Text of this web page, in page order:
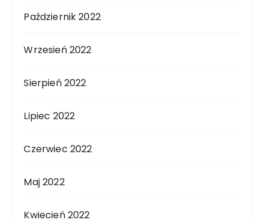
Październik 2022
Wrzesień 2022
Sierpień 2022
Lipiec 2022
Czerwiec 2022
Maj 2022
Kwiecień 2022